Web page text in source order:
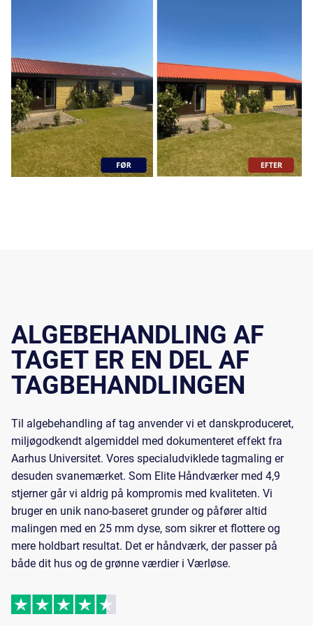
ALGEBEHANDLING AF
TAGET ER EN DEL AF
TAGBEHANDLINGEN
Til algebehandling af tag anvender vi et danskproduceret,
miljøgodkendt algemiddel med dokumenteret effekt fra
Aarhus Universitet. Vores specialudviklede tagmaling er
desuden svanemærket. Som Elite Håndværker med 4,9
stjerner går vi aldrig på kompromis med kvaliteten. Vi
bruger en unik nano-baseret grunder og påfører altid
malingen med en 25 mm dyse, som sikrer et flottere og
mere holdbart resultat. Det er håndværk, der passer på
både dit hus og de grønne værdier i Værløse.